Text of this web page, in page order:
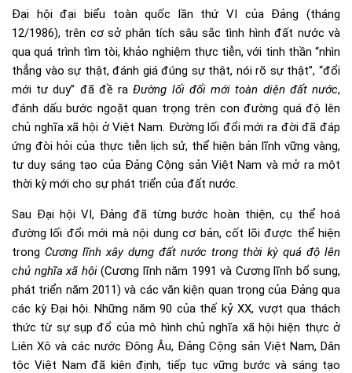
Đại hội đại biểu toàn quốc lần thứ VI của Đảng (tháng
12/1986), trên cơ sở phân tích sâu sắc tình hình đất nước và
qua quá trình tìm tòi, khảo nghiệm thực tiễn, với tinh thần “nhìn
thẳng vào sự thật, đánh giá đúng sự thật, nói rõ sự thật”, “đổi
mới tư duy” đã đề raĐường lối đổi mới toàn diện đất nước,
đánh dấu bước ngoặt quan trọng trên con đường quá độ lên
chủ nghĩa xã hội ở Việt Nam. Đường lối đổi mới ra đời đã đáp
ứng đòi hỏi của thực tiễn lịch sử, thể hiện bản lĩnh vững vàng,
tư duy sáng tạo của Đảng Cộng sản Việt Nam và mở ra một
thời kỳ mới cho sự phát triển của đất nước.
Sau Đại hội VI, Đảng đã từng bước hoàn thiện, cụ thể hoá
đường lối đổi mới mà nội dung cơ bản, cốt lõi được thể hiện
trong Cương lĩnh xây dựng đất nước trong thời kỳ quá độ lên
chủ nghĩa xã hội(Cương lĩnh năm 1991 và Cương lĩnh bổ sung,
phát triển năm 2011) và các văn kiện quan trọng của Đảng qua
các kỳ Đại hội. Những năm 90 của thế kỷ XX, vượt qua thách
thức từ sự sụp đổ của mô hình chủ nghĩa xã hội hiện thực ở
Liên Xô và các nước Đông Âu, Đảng Cộng sản Việt Nam, Dân
tộc Việt Nam đã kiên định, tiếp tục vững bước và sáng tạo